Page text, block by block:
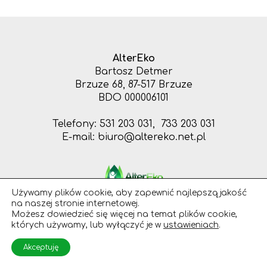
AlterEko
Bartosz Detmer
Brzuze 68, 87-517 Brzuze
BDO 000006101
Telefony: 531 203 031, 733 203 031
E-mail: biuro@altereko.net.pl
WSZELKIE PRAWA ZASTRZEŻONE
Używamy plików cookie, aby zapewnić najlepszą jakość
na naszej stronie internetowej.
Możesz dowiedzieć się więcej na temat plików cookie,
których używamy, lub wyłączyć je w ustawieniach.
Akceptuję